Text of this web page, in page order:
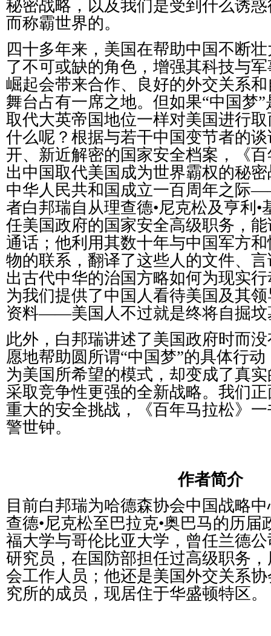
秘密战略，以及我们是受到什么诱惑
而称霸世界的。
四十多年来，美国在帮助中国不断壮
了不可或缺的角色，增强其科技与军
崛起会带来合作、良好的外交关系
舞台占有一席之地。但如果“中国梦”
取代大英帝国地位一样对美国进行
什么呢？根据与若干中国变节者的谈
开、新近解密的国家安全档案，《百
出中国取代美国成为世界霸权的秘密
中华人民共和国成立一百周年之 际
者白邦瑞自从理查德•尼克松及亨利•
任美国政府的国家安全高级职务 ，能
通话 ；他利用其数十年与中国军方和
物的联系，翻译了这些人的文件、言
出古代中华的治国方略如何为现实行
为我们提供了中国人看待美国及其领
资料——美国人不过就是终将自掘坟
此外，白邦瑞讲述了美国政府时而
愿地帮助 圆 所谓“中国梦”的具体行动
为美国所希望的模式，却变成了真实
采取竞争性更强的全新战略。我们
重大的安全挑战 ，《百年马拉松》一
警世钟。
作者简介
目前白邦瑞为哈德森协会中国战略
查德•尼克松至巴拉克•奥巴马的历届
福大学与哥伦比亚大学，曾任兰德
研究 员 ，在国防部担任过高级职务 ，
会工作人 员 ；他还是美国外交关系协
究所的成 员 ， 现居住于华盛顿特区。